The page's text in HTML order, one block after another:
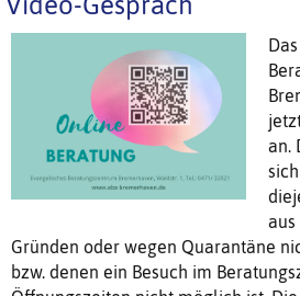
an.
Gründen oder wegen Quarantäne
bzw. denen ein Besuch im